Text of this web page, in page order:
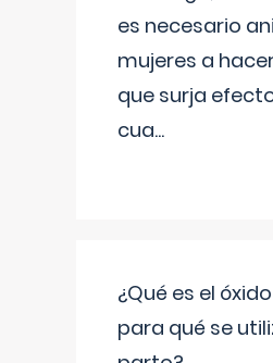
es necesario
mujeres a
que surja
cua...
¿Qué es el
para qué se